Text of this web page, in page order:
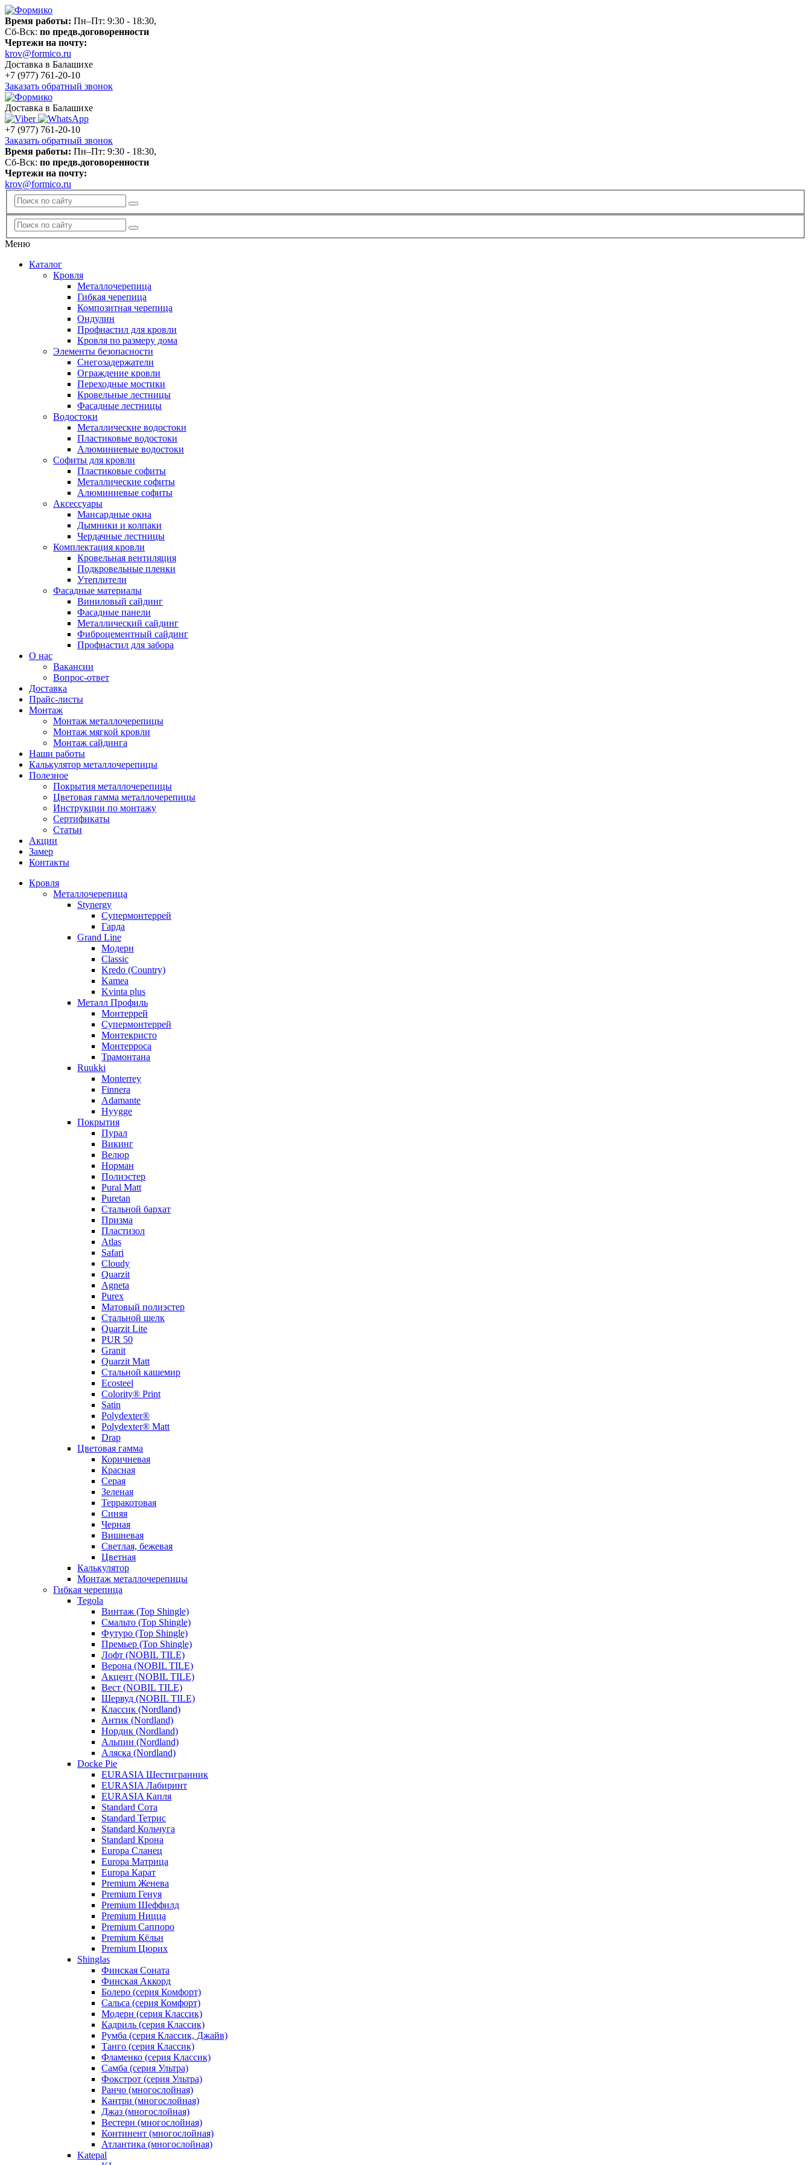
Время работы: Пн–Пт: 9:30 - 18:30,
Сб-Вск: по предв.договоренности
Чертежи на почту:
krov@formico.ru
Доставка в Балашихе
+7 (977) 761-20-10
Заказать обратный звонок
Доставка в Балашихе
+7 (977) 761-20-10
Заказать обратный звонок
Время работы: Пн–Пт: 9:30 - 18:30,
Сб-Вск: по предв.договоренности
Чертежи на почту:
krov@formico.ru
Меню
Каталог
Кровля
Металлочерепица
Гибкая черепица
Композитная черепица
Ондулин
Профнастил для кровли
Кровля по размеру дома
Элементы безопасности
Снегозадержатели
Ограждение кровли
Переходные мостики
Кровельные лестницы
Фасадные лестницы
Водостоки
Металлические водостоки
Пластиковые водостоки
Алюминиевые водостоки
Софиты для кровли
Пластиковые софиты
Металлические софиты
Алюминиевые софиты
Аксессуары
Мансардные окна
Дымники и колпаки
Чердачные лестницы
Комплектация кровли
Кровельная вентиляция
Подкровельные пленки
Утеплители
Фасадные материалы
Виниловый сайдинг
Фасадные панели
Металлический сайдинг
Фиброцементный сайдинг
Профнастил для забора
О нас
Вакансии
Вопрос-ответ
Доставка
Прайс-листы
Монтаж
Монтаж металлочерепицы
Монтаж мягкой кровли
Монтаж сайдинга
Наши работы
Калькулятор металлочерепицы
Полезное
Покрытия металлочерепицы
Цветовая гамма металлочерепицы
Инструкции по монтажу
Сертификаты
Статьи
Акции
Замер
Контакты
Кровля
Металлочерепица
Stynergy
Супермонтеррей
Гарда
Grand Line
Модерн
Classic
Kredo (Country)
Kamea
Kvinta plus
Металл Профиль
Монтеррей
Супермонтеррей
Монтекристо
Монтерроса
Трамонтана
Ruukki
Monterrey
Finnera
Adamante
Hyygge
Покрытия
Пурал
Викинг
Велюр
Норман
Полиэстер
Pural Matt
Puretan
Стальной бархат
Призма
Пластизол
Atlas
Safari
Cloudy
Quarzit
Agneta
Purex
Матовый полиэстер
Стальной шелк
Quarzit Lite
PUR 50
Granit
Quarzit Matt
Стальной кашемир
Ecosteel
Colority® Print
Satin
Polydexter®
Polydexter® Matt
Drap
Цветовая гамма
Коричневая
Красная
Серая
Зеленая
Терракотовая
Синяя
Черная
Вишневая
Светлая, бежевая
Цветная
Калькулятор
Монтаж металлочерепицы
Гибкая черепица
Tegola
Винтаж (Top Shingle)
Смальто (Top Shingle)
Футуро (Top Shingle)
Премьер (Top Shingle)
Лофт (NOBIL TILE)
Верона (NOBIL TILE)
Акцент (NOBIL TILE)
Вест (NOBIL TILE)
Шервуд (NOBIL TILE)
Классик (Nordland)
Антик (Nordland)
Нордик (Nordland)
Альпин (Nordland)
Аляска (Nordland)
Docke Pie
EURASIA Шестигранник
EURASIA Лабиринт
EURASIA Капля
Standard Сота
Standard Тетрис
Standard Кольчуга
Standard Крона
Europa Сланец
Europa Матрица
Europa Карат
Premium Женева
Premium Генуя
Premium Шеффилд
Premium Ницца
Premium Саппоро
Premium Кёльн
Premium Цюрих
Shinglas
Финская Соната
Финская Аккорд
Болеро (серия Комфорт)
Сальса (серия Комфорт)
Модерн (серия Классик)
Кадриль (серия Классик)
Румба (серия Классик, Джайв)
Танго (серия Классик)
Фламенко (серия Классик)
Самба (серия Ультра)
Фокстрот (серия Ультра)
Ранчо (многослойная)
Кантри (многослойная)
Джаз (многослойная)
Вестерн (многослойная)
Континент (многослойная)
Атлантика (многослойная)
Katepal